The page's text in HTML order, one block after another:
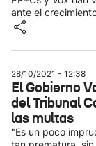
ante el
28/10/2021 - 12:38
El Gobierno
del Tribunal
las multas
"Es un poco